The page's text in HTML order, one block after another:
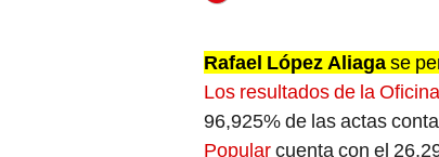
Rafael López Aliagase
Los resultados de la
96,925% de las actas
Popularcuenta con el